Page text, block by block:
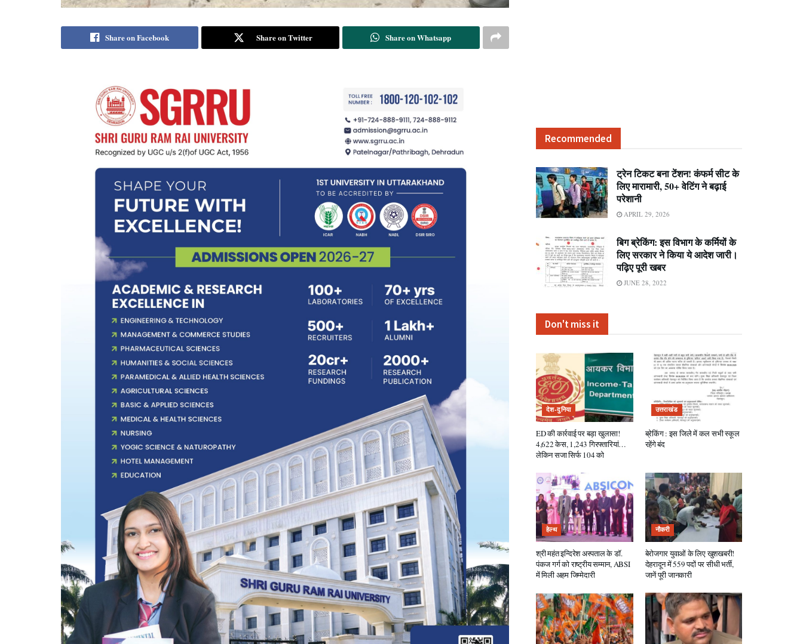
Share on Facebook Share on Twitter Share on Whatsapp
Recommended
ट्रेन टिकट बना टेंशन! कंफर्म सीट के
लिए मारामारी, 50+ वेटिंग ने बढ़ाई
परेशानी
APRIL 29, 2026
बिग ब्रेकिंग: इस विभाग के कर्मियों के
लिए सरकार ने किया ये आदेश जारी।
पढ़िए पूरी खबर
JUNE 28, 2022
Don't miss it
देश-दुनिया
ED की कार्रवाई पर बड़ा खुलासा!
4,622 केस, 1,243 गिरफ्तारियां…
लेकिन सजा सिर्फ 104 को
उत्तराखंड
ब्रेकिंग : इस जिले में कल सभी स्कूल
रहेंगे बंद
हेल्थ
श्री महंत इन्दिरेश अस्पताल के डॉ.
पंकज गर्ग को राष्ट्रीय सम्मान, ABSI
में मिली अहम जिम्मेदारी
नौकरी
बेरोजगार युवाओं के लिए खुशखबरी!
देहरादून में 559 पदों पर सीधी भर्ती,
जानें पूरी जानकारी